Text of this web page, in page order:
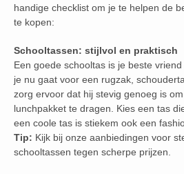
handige checklist om je te helpen de
te kopen:
Schooltassen: stijlvol en praktisch
Een goede schooltas is je beste
je nu gaat voor een rugzak,
zorg ervoor dat hij stevig genoeg is
lunchpakket te dragen. Kies een tas
een coole tas is stiekem ook een
Tip: Kijk bij onze aanbiedingen voor
schooltassen tegen scherpe prijzen.